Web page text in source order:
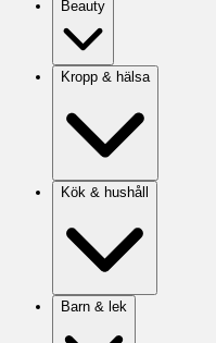
Beauty
Kropp & hälsa
Kök & hushåll
Barn & lek